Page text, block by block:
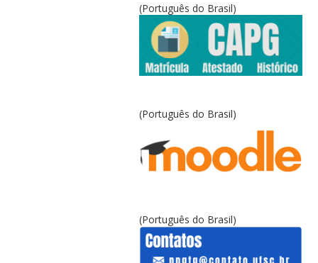
(Português do Brasil)
(Português do Brasil)
(Português do Brasil)